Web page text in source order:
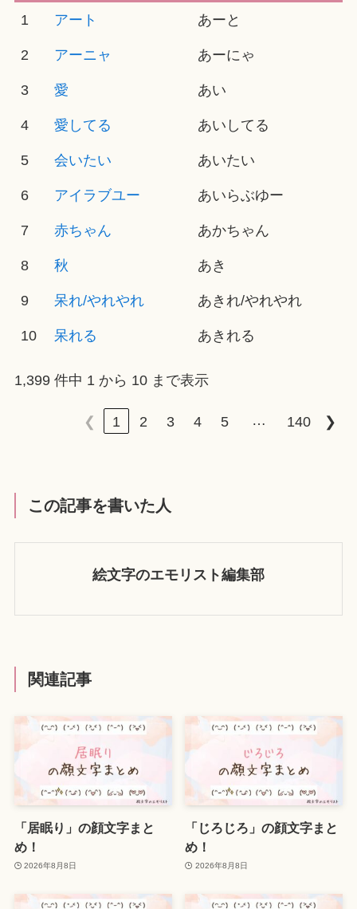
1 アート あーと
2 アーニャ あーにゃ
3 愛 あい
4 愛してる あいしてる
5 会いたい あいたい
6 アイラブユー あいらぶゆー
7 赤ちゃん あかちゃん
8 秋 あき
9 呆れ/やれやれ あきれ/やれやれ
10 呆れる あきれる
1,399 件中 1 から 10 まで表示
❮ 1 2 3 4 5 … 140 ❯
この記事を書いた人
絵文字のエモリスト編集部
関連記事
「居眠り」の顔文字まと
め！
2026年8月8日
「じろじろ」の顔文字まと
め！
2026年8月8日